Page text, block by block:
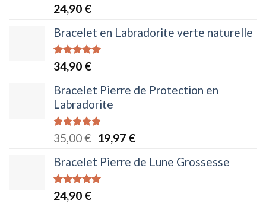
Note5.00
sur 5
24,90 €
Bracelet en Labradorite verte naturelle
Note5.00
sur 5
34,90 €
Bracelet Pierre de Protection en
Labradorite
Note5.00
sur 5
35,00€ Le
initial
était :
19,97 €Le
actuel
Bracelet Pierre de Lune Grossesse
Note4.95
sur 5
24,90 €